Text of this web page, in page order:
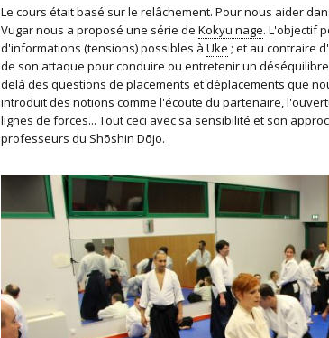
Le cours était basé sur le relâchement. Pour nous aider
Vugar nous a proposé une série de Kokyu nage. L'objectif
d'informations (tensions) possibles à Uke ; et au contraire
de son attaque pour conduire ou entretenir un
delà des questions de placements et déplacements que
introduit des notions comme l'écoute du partenaire,
lignes de forces... Tout ceci avec sa sensibilité et son
professeurs du Shōshin Dōjo.